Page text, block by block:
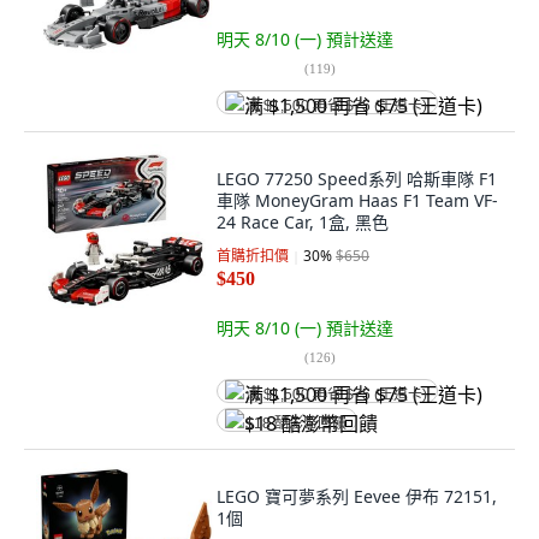
明天 8/10 (一) 預計送達
(119)
满 $1,500 再省 $75 (王道卡)
LEGO 77250 Speed系列 哈斯車隊 F1
車隊 MoneyGram Haas F1 Team VF-
24 Race Car, 1盒, 黑色
首購折扣價 30%$650
$450
明天 8/10 (一) 預計送達
(126)
满 $1,500 再省 $75 (王道卡)
$18 酷澎幣回饋
LEGO 寶可夢系列 Eevee 伊布 72151,
1個